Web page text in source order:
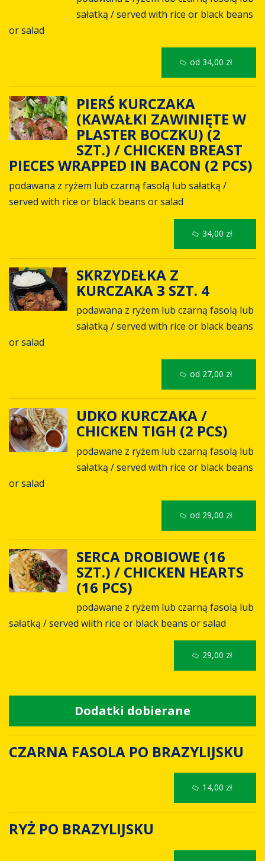
sałatką / served with rice or black beans
or salad
PIERŚ KURCZAKA
(KAWAŁKI ZAWINIĘTE W
PLASTER BOCZKU) (2
SZT.) / CHICKEN BREAST
PIECES WRAPPED IN BACON (2 PCS)
podawana z ryżem lub czarną fasolą lub sałatką /
served with rice or black beans or salad
SKRZYDEŁKA Z
KURCZAKA 3 SZT. 4
podawana z ryżem lub czarną fasolą lub
sałatką / served with rice or black beans
or salad
UDKO KURCZAKA /
CHICKEN TIGH (2 PCS)
podawane z ryżem lub czarną fasolą lub
sałatką / served with rice or black beans
or salad
SERCA DROBIOWE (16
SZT.) / CHICKEN HEARTS
(16 PCS)
podawane z ryżem lub czarną fasolą lub
sałatką / served wiith rice or black beans or salad
Dodatki dobierane
CZARNA FASOLA PO BRAZYLIJSKU
RYŻ PO BRAZYLIJSKU